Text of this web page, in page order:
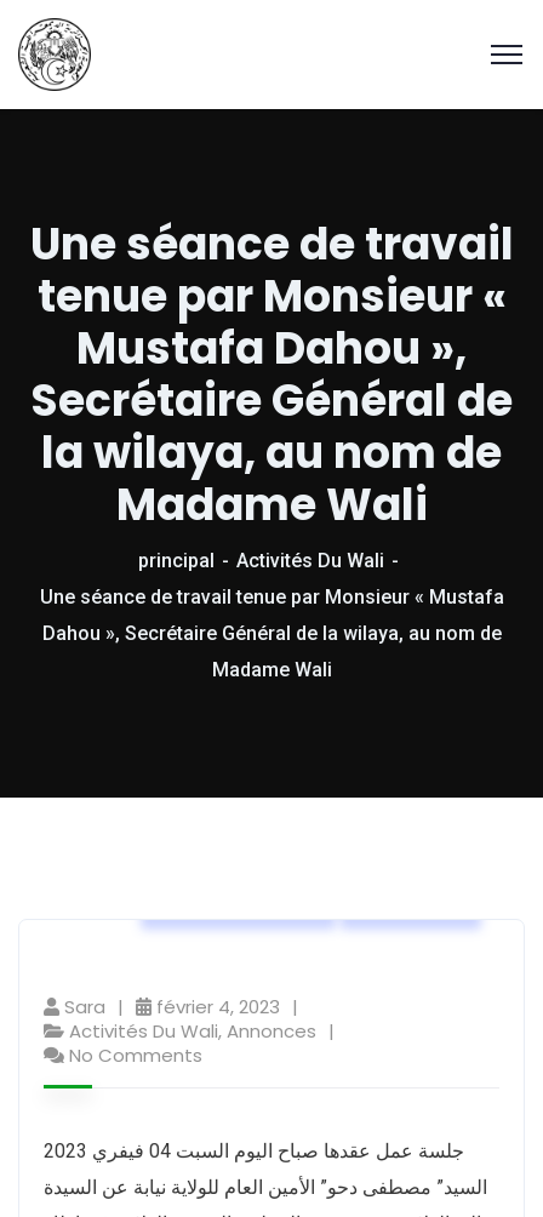
Une séance de travail
tenue par Monsieur «
Mustafa Dahou »,
Secrétaire Général de
la wilaya, au nom de
Madame Wali
principal
Activités Du Wali
Une séance de travail tenue par Monsieur « Mustafa
Dahou », Secrétaire Général de la wilaya, au nom de
Madame Wali
Sara
février 4, 2023
Activités Du Wali,Annonces
No Comments
جلسة عمل عقدها صباح اليوم السبت 04 فيفري 2023
السيد” مصطفى دحو” الأمين العام للولاية نيابة عن السيدة